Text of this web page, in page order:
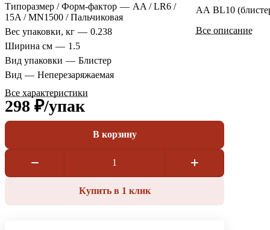
Типоразмер / Форм-фактор — AA / LR6 /
15A / MN1500 / Пальчиковая
Вес упаковки, кг — 0.238
Ширина см — 1.5
Вид упаковки — Блистер
Вид — Неперезаряжаемая
Все характеристики
АА BL10
Все описание
298 ₽/упак
В корзину
Купить в 1 клик